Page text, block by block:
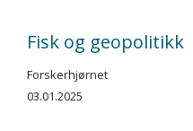
Fisk og geopolitikk
Forskerhjørnet
03.01.2025